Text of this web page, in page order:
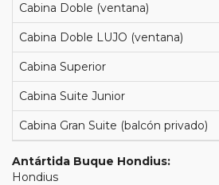
Cabina Doble (ventana)
Cabina Doble LUJO (ventana)
Cabina Superior
Cabina Suite Junior
Cabina Gran Suite (balcón privado)
Antártida Buque Hondius:
Hondius